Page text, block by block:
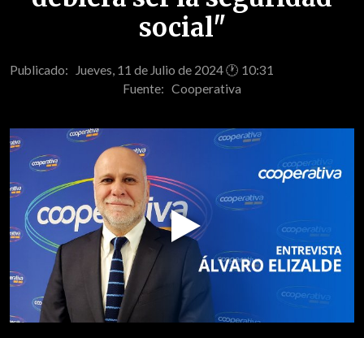
social"
Publicado: Jueves, 11 de Julio de 2024 🕐 10:31
Fuente: Cooperativa
Play
Video